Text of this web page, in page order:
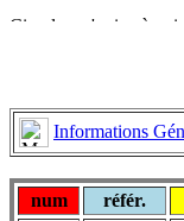
Informations
num référ.